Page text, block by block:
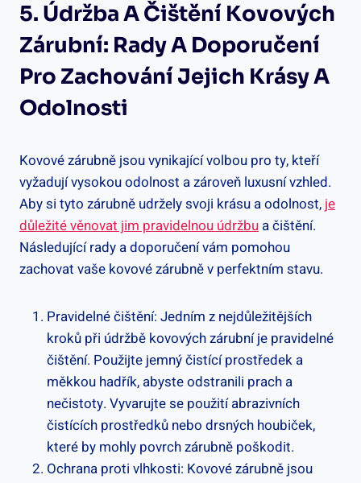
5. Údržba A Čištění Kovových
Zárubní: Rady A Doporučení
Pro Zachování Jejich Krásy A
Odolnosti
Kovové zárubně jsou vynikající volbou pro ty, kteří
vyžadují vysokou odolnost a zároveň luxusní vzhled.
Aby si tyto zárubně udržely svoji krásu a odolnost, je
důležité věnovat jim pravidelnou údržbu a čištění.
Následující rady a doporučení vám pomohou
zachovat vaše kovové zárubně v perfektním stavu.
Pravidelné čištění: Jedním z nejdůležitějších
kroků při údržbě kovových zárubní je pravidelné
čištění. Použijte jemný čistící prostředek a
měkkou hadřík, abyste odstranili prach a
nečistoty. Vyvarujte se použití abrazivních
čistících prostředků nebo drsných houbiček,
které by mohly povrch zárubně poškodit.
Ochrana proti vlhkosti: Kovové zárubně jsou